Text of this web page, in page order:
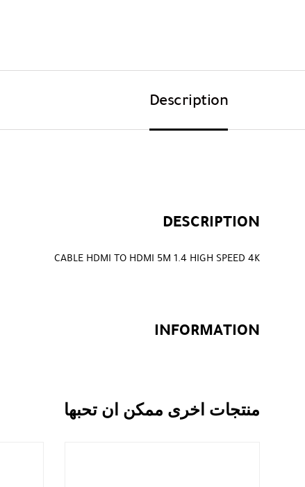
Description
DESCRIPTION
CABLE HDMI TO HDMI 5M 1.4 HIGH SPEED 4K
INFORMATION
منتجات اخرى ممكن ان تحبها